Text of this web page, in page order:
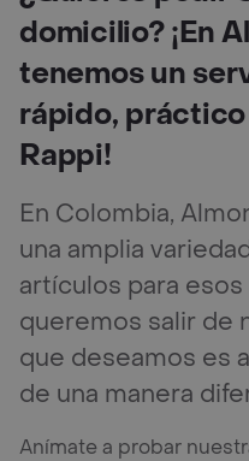
domicilio? ¡En
tenemos un
rápido,
Rappi!
En Colombia,
una amplia
artículos para
queremos salir de
que deseamos es
de una manera
Anímate a probar